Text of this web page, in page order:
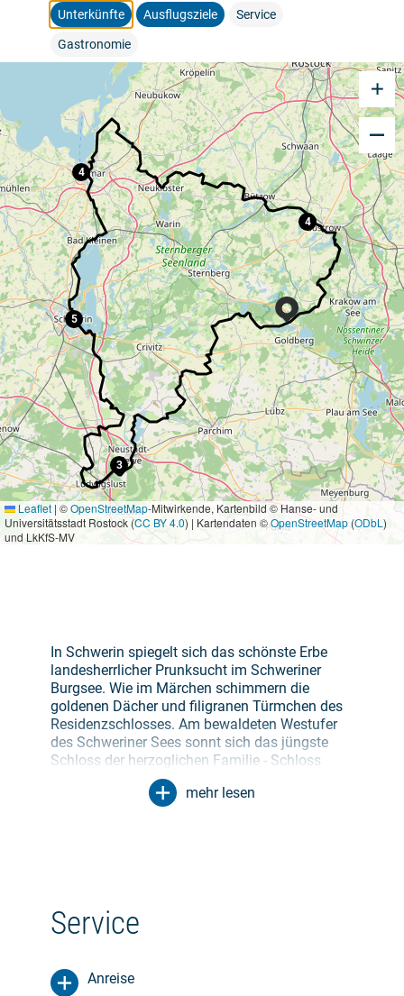
3
5
4
4
Leaflet | ©OpenStreetMap-Mitwirkende, Kartenbild © Hanse- und
Universitätsstadt Rostock (CC BY 4.0) | Kartendaten ©OpenStreetMap (ODbL )
und LkKfS-MV
Unterkünfte Ausflugsziele Service
Gastronomie
In Schwerin spiegelt sich das schönste Erbe
landesherrlicher Prunksucht im Schweriner
Burgsee. Wie im Märchen schimmern die
goldenen Dächer und filigranen Türmchen des
Residenzschlosses. Am bewaldeten Westufer
des Schweriner Sees sonnt sich das jüngste
Schloss der herzoglichen Familie - Schloss
Wiligrad. Einige Kilometer weiter, in Dorf
Mecklenburg, liegen die Wurzeln des Landes.
Die zweite Etappe führt landeinwärts durch die
typische mecklenburgische Landschaft, vorbei
werdende Hügel mit großartigen Ausblicken,
nach Bützow. Der kleine Ort an der Warnow war
mehr lesen
Service
Anreise